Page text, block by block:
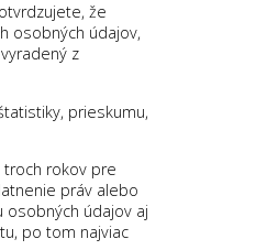
že
osobných údajov,
z
prieskumu,
rokov pre
práv alebo
osobných údajov aj
po tom najviac